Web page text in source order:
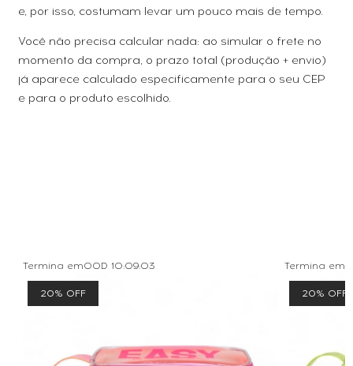
e, por isso, costumam levar um pouco mais de tempo.
Você não precisa calcular nada: ao simular o frete no
momento da compra, o prazo total (produção + envio)
já aparece calculado especificamente para o seu CEP
e para o produto escolhido.
20% OFF
Termina em00D 10:09:02
20% OFF
Termina em